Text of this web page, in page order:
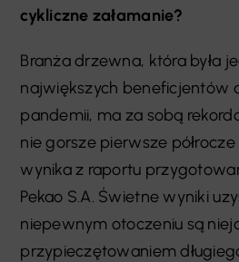
cykliczne załamanie?
Branża drzewna, która była
największych beneficjentów
pandemii, ma za sobą
nie gorsze pierwsze
wynika z raportu
Pekao S.A. Świetne wyniki
niepewnym otoczeniu są
przypieczętowaniem